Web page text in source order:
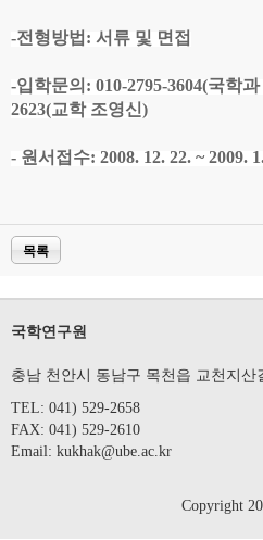
-전형방법: 서류 및 면접
-입학문의: 010-2795-3604(국학
2623(교학 조영신)
- 원서접수: 2008. 12. 22. ~ 2009.
목록
국학연구원
충남 천안시 동남구 목천읍 교천지산
TEL: 041) 529-2658
FAX: 041) 529-2610
Email: kukhak@ube.ac.kr
Copyright